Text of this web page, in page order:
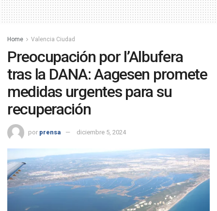
Home Valencia Ciudad
Preocupación por l’Albufera
tras la DANA: Aagesen promete
medidas urgentes para su
recuperación
por prensa diciembre 5, 2024